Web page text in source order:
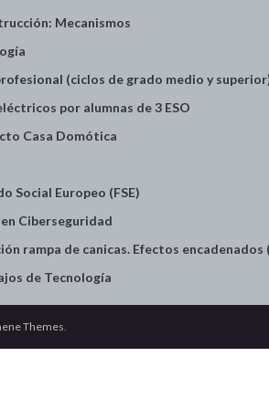
Mecanismos
(ciclos de grado medio y
por alumnas de 3 ESO
Casa Domótica
Social Europeo (FSE)
Ciberseguridad
rampa de canicas. Efectos encadenados
de Tecnología
Themes